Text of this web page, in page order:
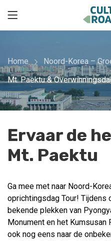
Home Noord-Korea –
Mt. Paektu &
Ervaar de
Mt. Paektu
Ga mee met naar Noord-
oprichtingsdag Tour! Tijdens
bekende plekken van
Monument en het Kumsusan
ook nog eens naar de